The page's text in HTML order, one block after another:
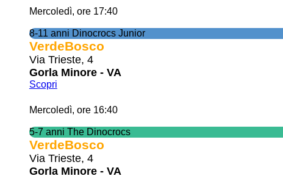
Mercoledì, ore 17:40
8-11 anni Dinocrocs Junior
VerdeBosco
Via Trieste, 4
Gorla Minore - VA
Scopri
Mercoledì, ore 16:40
5-7 anni The Dinocrocs
VerdeBosco
Via Trieste, 4
Gorla Minore - VA